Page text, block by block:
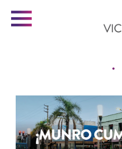
Menu
VICENTE
.